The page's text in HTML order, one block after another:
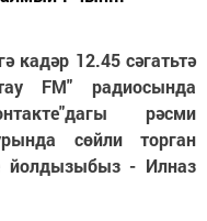
кадәр 12.45 сәгатьтә
FM" радиосында
рәсми
сөйли торган
йолдызыбыз - Илназ